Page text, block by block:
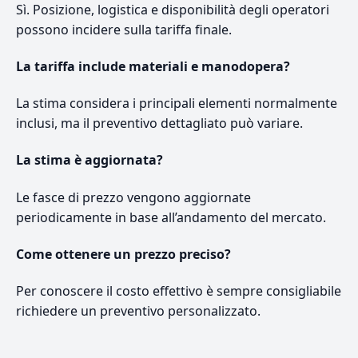
Sì. Posizione, logistica e disponibilità degli operatori
possono incidere sulla tariffa finale.
La tariffa include materiali e manodopera?
La stima considera i principali elementi normalmente
inclusi, ma il preventivo dettagliato può variare.
La stima è aggiornata?
Le fasce di prezzo vengono aggiornate
periodicamente in base all’andamento del mercato.
Come ottenere un prezzo preciso?
Per conoscere il costo effettivo è sempre consigliabile
richiedere un preventivo personalizzato.